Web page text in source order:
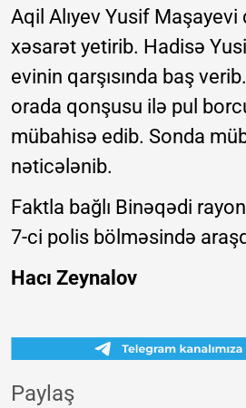
Aqil Alıyev Yusif Maşayevi
xəsarət yetirib. Hadisə
evinin qarşısında baş
orada qonşusu ilə pul
mübahisə edib. Sonda
nəticələnib.
Faktla bağlı Binəqədi
7-ci polis bölməsində
Hacı Zeynalov
Paylaş